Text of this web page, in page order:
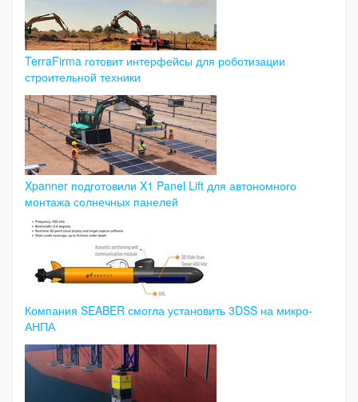
TerraFirma готовит интерфейсы для роботизации
строительной техники
Xpanner подготовили X1 Panel Lift для автономного
монтажа солнечных панелей
Компания SEABER смогла установить 3DSS на микро-
АНПА